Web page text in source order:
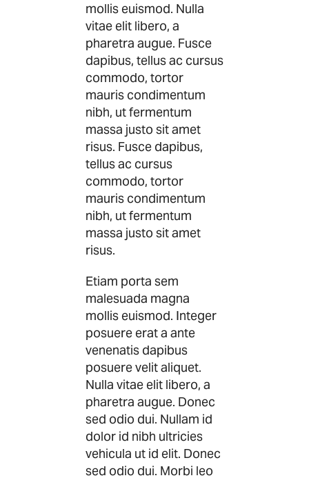
mollis euismod. Nulla
vitae elit libero, a
pharetra augue. Fusce
dapibus, tellus ac cursus
commodo, tortor
mauris condimentum
nibh, ut fermentum
massa justo sit amet
risus. Fusce dapibus,
tellus ac cursus
commodo, tortor
mauris condimentum
nibh, ut fermentum
massa justo sit amet
risus.
Etiam porta sem
malesuada magna
mollis euismod. Integer
posuere erat a ante
venenatis dapibus
posuere velit aliquet.
Nulla vitae elit libero, a
pharetra augue. Donec
sed odio dui. Nullam id
dolor id nibh ultricies
vehicula ut id elit. Donec
sed odio dui. Morbi leo